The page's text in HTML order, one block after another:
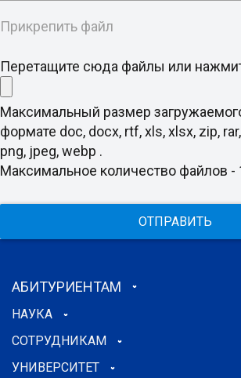
Прикрепить файл
Перетащите сюда файлы или
Максимальный размер
формате doc, docx, rtf, xls, xlsx, zip,
png, jpeg, webp .
Максимальное количество файлов -
ОТПРАВИТЬ
АБИТУРИЕНТАМ
НАУКА
СОТРУДНИКАМ
УНИВЕРСИТЕТ